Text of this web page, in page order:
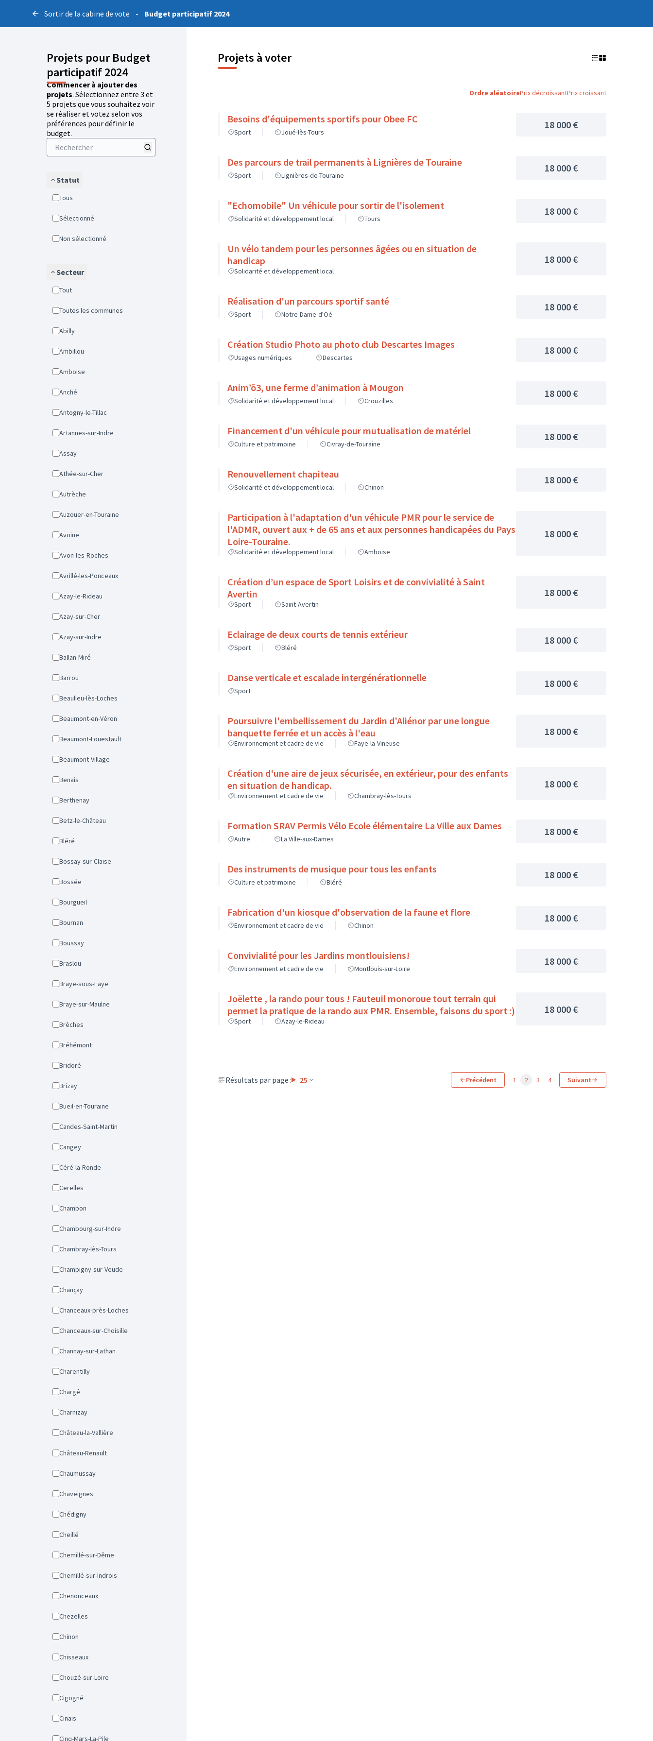
Sortir de la cabine de vote - Budget participatif 2024
Projets pour Budget
participatif 2024
Commencer à ajouter des
projets. Sélectionnez entre 3 et
5 projets que vous souhaitez voir
se réaliser et votez selon vos
préférences pour définir le
budget.
Statut
Tous
Sélectionné
Non sélectionné
Secteur
Tout
Toutes les communes
Abilly
Ambillou
Amboise
Anché
Antogny-le-Tillac
Artannes-sur-Indre
Assay
Athée-sur-Cher
Autrèche
Auzouer-en-Touraine
Avoine
Avon-les-Roches
Avrillé-les-Ponceaux
Azay-le-Rideau
Azay-sur-Cher
Azay-sur-Indre
Ballan-Miré
Barrou
Beaulieu-lès-Loches
Beaumont-en-Véron
Beaumont-Louestault
Beaumont-Village
Benais
Berthenay
Betz-le-Château
Bléré
Bossay-sur-Claise
Bossée
Bourgueil
Bournan
Boussay
Braslou
Braye-sous-Faye
Braye-sur-Maulne
Brèches
Bréhémont
Bridoré
Brizay
Bueil-en-Touraine
Candes-Saint-Martin
Cangey
Céré-la-Ronde
Cerelles
Chambon
Chambourg-sur-Indre
Chambray-lès-Tours
Champigny-sur-Veude
Chançay
Chanceaux-près-Loches
Chanceaux-sur-Choisille
Channay-sur-Lathan
Charentilly
Chargé
Charnizay
Château-la-Vallière
Château-Renault
Chaumussay
Chaveignes
Chédigny
Cheillé
Chemillé-sur-Dême
Chemillé-sur-Indrois
Chenonceaux
Chezelles
Chinon
Chisseaux
Chouzé-sur-Loire
Cigogné
Cinais
Cinq-Mars-La-Pile
Projets à voter
Ordre aléatoirePrix décroissantPrix croissant
Besoins d'équipements sportifs pour Obee FC
Sport Joué-lès-Tours
18 000 €
Des parcours de trail permanents à Lignières de Touraine
Sport Lignières-de-Touraine
18 000 €
"Echomobile" Un véhicule pour sortir de l'isolement
Solidarité et développement local Tours
18 000 €
Un vélo tandem pour les personnes âgées ou en situation de
handicap
Solidarité et développement local
18 000 €
Réalisation d'un parcours sportif santé
Sport Notre-Dame-d'Oé
18 000 €
Création Studio Photo au photo club Descartes Images
Usages numériques Descartes
18 000 €
Anim’ô3, une ferme d’animation à Mougon
Solidarité et développement local Crouzilles
18 000 €
Financement d'un véhicule pour mutualisation de matériel
Culture et patrimoine Civray-de-Touraine
18 000 €
Renouvellement chapiteau
Solidarité et développement local Chinon
18 000 €
Participation à l'adaptation d'un véhicule PMR pour le service de
l'ADMR, ouvert aux + de 65 ans et aux personnes handicapées du Pays
Loire-Touraine.
Solidarité et développement local Amboise
18 000 €
Création d’un espace de Sport Loisirs et de convivialité à Saint
Avertin
Sport Saint-Avertin
18 000 €
Eclairage de deux courts de tennis extérieur
Sport Bléré
18 000 €
Danse verticale et escalade intergénérationnelle
Sport
18 000 €
Poursuivre l'embellissement du Jardin d'Aliénor par une longue
banquette ferrée et un accès à l'eau
Environnement et cadre de vie Faye-la-Vineuse
18 000 €
Création d'une aire de jeux sécurisée, en extérieur, pour des enfants
en situation de handicap.
Environnement et cadre de vie Chambray-lès-Tours
18 000 €
Formation SRAV Permis Vélo Ecole élémentaire La Ville aux Dames
Autre La Ville-aux-Dames
18 000 €
Des instruments de musique pour tous les enfants
Culture et patrimoine Bléré
18 000 €
Fabrication d'un kiosque d'observation de la faune et flore
Environnement et cadre de vie Chinon
18 000 €
Convivialité pour les Jardins montlouisiens!
Environnement et cadre de vie Montlouis-sur-Loire
18 000 €
Joëlette , la rando pour tous ! Fauteuil monoroue tout terrain qui
permet la pratique de la rando aux PMR. Ensemble, faisons du sport :)
Sport Azay-le-Rideau
18 000 €
Résultats par page : 25 Précédent 1 2 3 4 Suivant